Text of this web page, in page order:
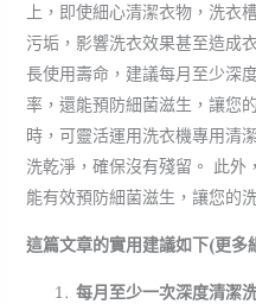
上，即使細心清潔衣物，洗衣
污垢，影響洗衣效果甚至造成
長使用壽命，建議每月至少深
率，還能預防細菌滋生，讓您
時，可靈活運用洗衣機專用清
洗乾淨，確保沒有殘留。 此外
能有效預防細菌滋生，讓您的
這篇文章的實用建議如下(更多
每月至少一次深度清潔